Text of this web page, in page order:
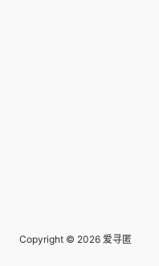
Copyright © 2026 爱寻匿